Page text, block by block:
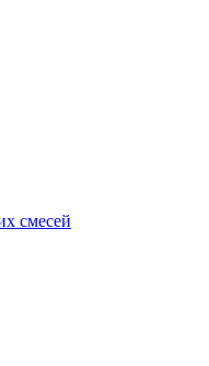
смесей